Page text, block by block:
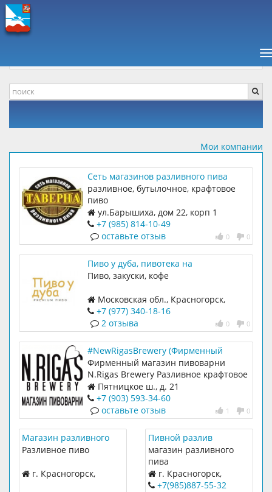
Мои компании
Сеть магазинов разливного пива
"Таверна
разливное, бутылочное, крафтовое
пиво
ул.Барышиха, дом 22, корп 1
+7 (985) 814-10-49
0 0
оставьте отзыв
Пиво у дуба, пивотека на
Красногорском
Пиво, закуски, кофе
Московская обл., Красногорск,
Красногорский бул., 36
+7 (977) 340-18-16
0 0
2 отзыва
#NewRigasBrewery (Фирменный
магазин пивоварни)
Фирменный магазин пивоварни
N.Rigas Brewery Разливное крафтовое
пиво, закуски к пиву, кафе, бар,
импортное и бутылочное пиво
Пятницкое ш., д. 21
+7 (903) 593-34-60
1 0
оставьте отзыв
Магазин разливного
пива
Разливное пиво
г. Красногорск,
Пивной разлив
магазин разливного
пива
г. Красногорск,
Красногорский бульвар,
+7(985)887-55-32